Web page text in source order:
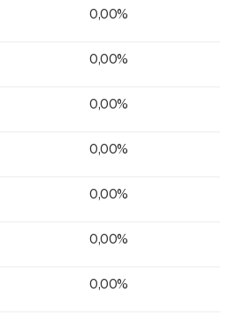
0,00%
0,00%
0,00%
0,00%
0,00%
0,00%
0,00%